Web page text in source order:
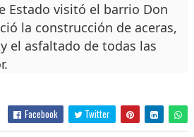
Es­tado visitó el barrio Don
la construcción de aceras,
el asfalta­do de todas las
Facebook Twitter